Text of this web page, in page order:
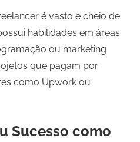
é vasto e cheio de
habilidades em áreas
ou marketing
que pagam por
como Upwork ou
Sucesso como